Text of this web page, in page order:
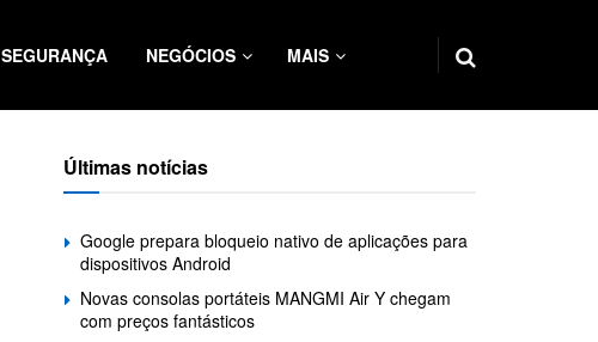
SEGURANÇA NEGÓCIOS MAIS
Últimas notícias
Google prepara bloqueio nativo de aplicações para
dispositivos Android
Novas consolas portáteis MANGMI Air Y chegam
com preços fantásticos